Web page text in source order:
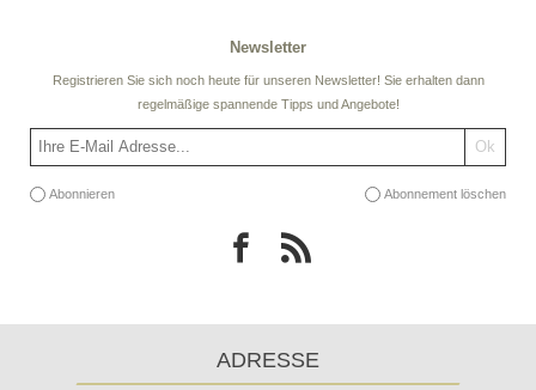
Newsletter
Registrieren Sie sich noch heute für unseren Newsletter! Sie erhalten dann
regelmäßige spannende Tipps und Angebote!
Abonnieren Abonnement löschen
ADRESSE